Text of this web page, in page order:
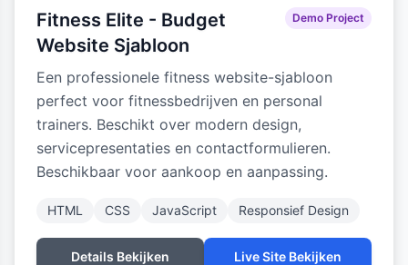
Fitness Elite - Budget
Website Sjabloon
Demo Project
Een professionele fitness website-sjabloon
perfect voor fitnessbedrijven en personal
trainers. Beschikt over modern design,
servicepresentaties en contactformulieren.
Beschikbaar voor aankoop en aanpassing.
HTML CSS JavaScript Responsief Design
Details Bekijken Live Site Bekijken